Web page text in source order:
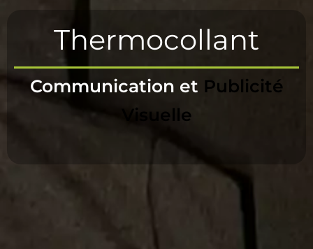
Thermocollant
Communication et Publicité
Visuelle